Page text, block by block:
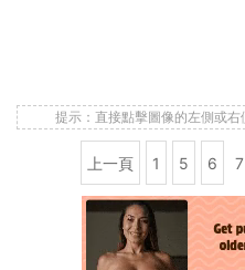
提示：直接點擊圖像的左側或右
上一頁 1 5 6 7